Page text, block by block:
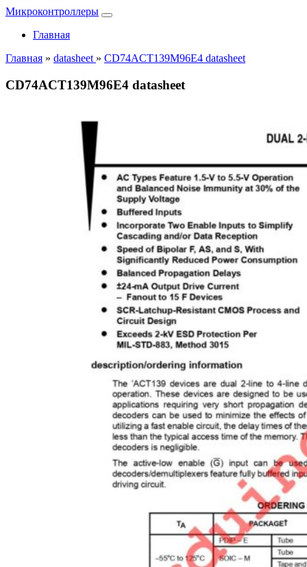
Микроконтроллеры
Главная
Главная » datasheet » CD74ACT139M96E4 datasheet
CD74ACT139M96E4 datasheet